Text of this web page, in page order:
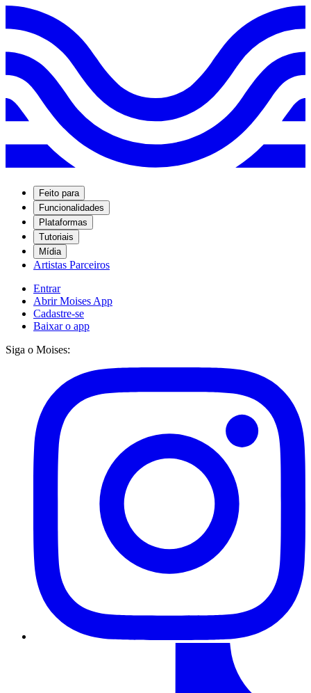
Feito para
Funcionalidades
Plataformas
Tutoriais
Mídia
Artistas Parceiros
Entrar
Abrir Moises App
Cadastre-se
Baixar o app
Siga o Moises: